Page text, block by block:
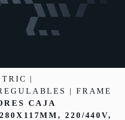
|
| FRAME
CAJA
220/440V,